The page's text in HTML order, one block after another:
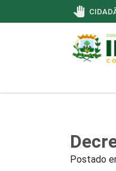
pan_tool
Postado